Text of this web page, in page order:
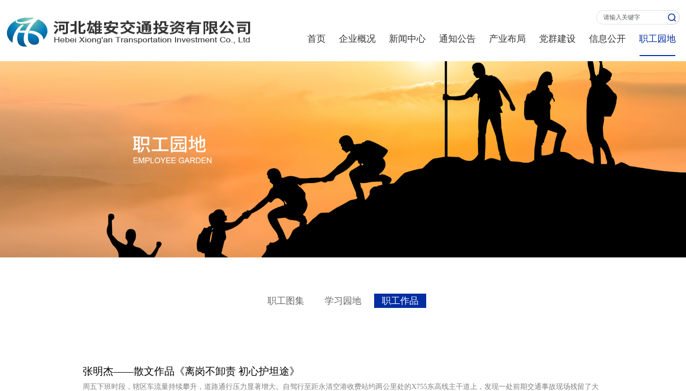
首页 企业概况 新闻中心 通知公告 产业布局 党群建设 信息公开 职工园地
职工图集 学习园地 职工作品
张明杰——散文作品《离岗不卸责 初心护坦途》
周五下班时段，辖区车流量持续攀升，道路通行压力显著增大。自驾行至距永清空港收费站约两公里处的X755东高线主干道上，发现一处前期交通事故现场残留了大